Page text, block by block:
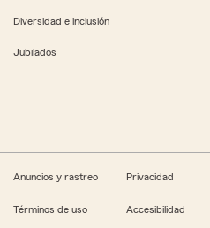
Diversidad e inclusión
Jubilados
Anuncios y rastreo Privacidad
Términos de uso Accesibilidad